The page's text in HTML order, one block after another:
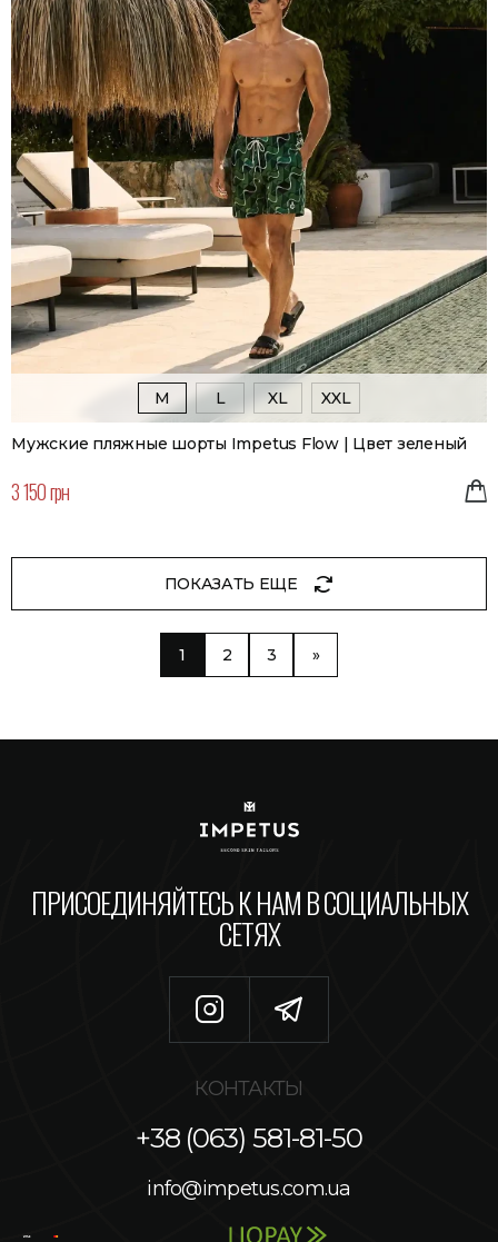
M L XL XXL
Мужские пляжные шорты Impetus Flow | Цвет зеленый
3 150 грн
ПОКАЗАТЬ ЕЩЕ
1 2 3 »
ПРИСОЕДИНЯЙТЕСЬ К НАМ В СОЦИАЛЬНЫХ
СЕТЯХ
КОНТАКТЫ
+38 (063) 581-81-50
info@impetus.com.ua